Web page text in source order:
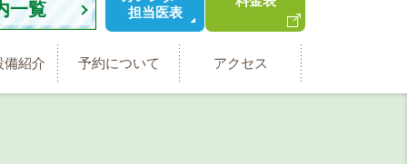
一覧
担当医表
備紹介 予約について アクセス